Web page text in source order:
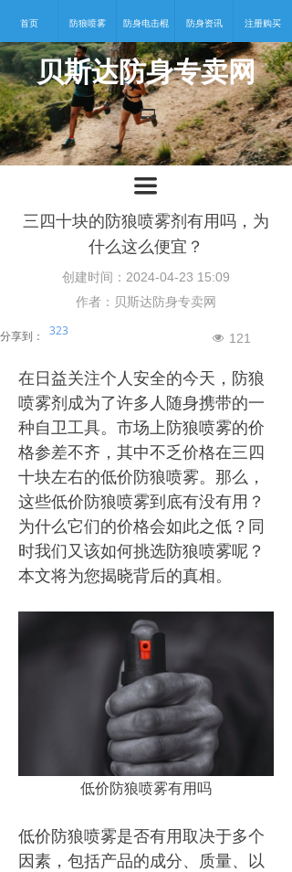
贝斯达防身专卖网
首页 防狼喷雾 防身电击棍 防身资讯 注册购买
넡
三四十块的防狼喷雾剂有用吗，为
什么这么便宜？
在日益关注个人安全的今天，防狼
喷雾剂成为了许多人随身携带的一
种自卫工具。市场上防狼喷雾的价
格参差不齐，其中不乏价格在三四
十块左右的低价防狼喷雾。那么，
这些低价防狼喷雾到底有没有用？
为什么它们的价格会如此之低？同
时我们又该如何挑选防狼喷雾呢？
本文将为您揭晓背后的真相。
低价防狼喷雾有用吗
低价防狼喷雾是否有用取决于多个
因素，包括产品的成分、质量、以
넶 121
分享到： 323
创建时间： 2024-04-23 15:09
作者：贝斯达防身专卖网
끀